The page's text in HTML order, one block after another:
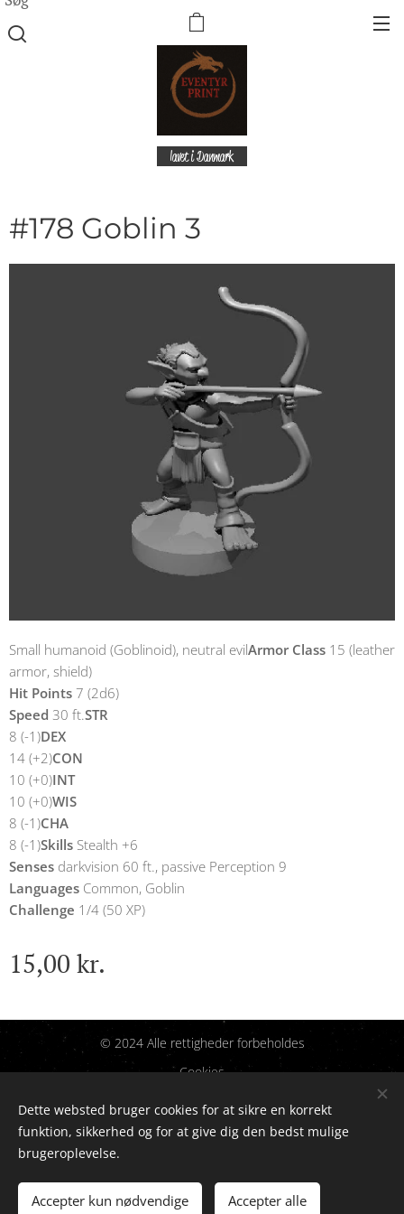
lavet i Danmark
#178 Goblin 3
Small humanoid (Goblinoid), neutral evilArmor Class 15 (leather
armor, shield)
Hit Points 7 (2d6)
Speed 30 ft.STR
8 (-1)DEX
14 (+2)CON
10 (+0)INT
10 (+0)WIS
8 (-1)CHA
8 (-1)Skills Stealth +6
Senses darkvision 60 ft., passive Perception 9
Languages Common, Goblin
Challenge 1/4 (50 XP)
15,00 kr.
Tilføj til kurven
© 2024 Alle rettigheder forbeholdes
Cookies
Sprog
Dansk
English
Dette websted bruger cookies for at sikre en korrekt
funktion, sikkerhed og for at give dig den bedst mulige
brugeroplevelse.
Accepter kun nødvendige Accepter alle